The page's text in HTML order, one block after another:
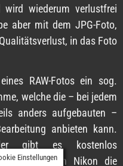
wird wiederum verlustfrei
aber mit dem JPG-Foto,
in das Foto
RAW-Fotos ein sog.
welche die – bei jedem
anders aufgebauten –
anbieten kann.
gibt es kostenlos
wie etwa von Nikon die
Einstellungen